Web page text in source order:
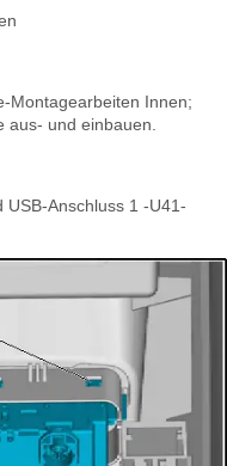
Montagearbeiten Innen;
aus- und einbauen.
Anschluss 1 -U41-